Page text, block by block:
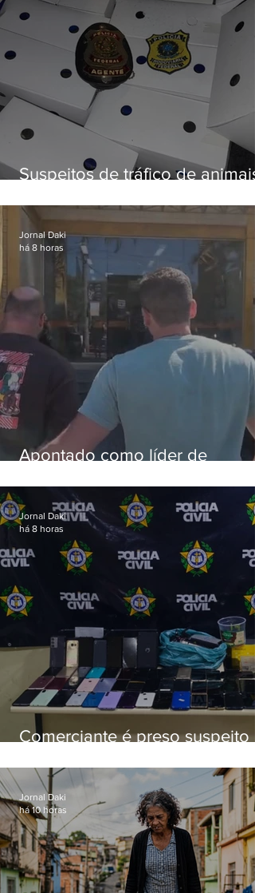
Suspeitos de tráfico de animais
aves
Apontado como líder de
aposentados é preso
Jornal Daki
há 8 horas
Comerciante é preso suspeito
loja
Jornal Daki
há 8 horas
Jornal Daki
há 10 horas